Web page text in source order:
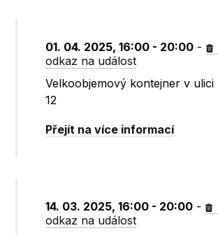
01. 04. 2025, 16:00 - 20:00 -
odkaz na událost
Velkoobjemový kontejner v
12
Přejít na více informací
14. 03. 2025, 16:00 - 20:00 -
odkaz na událost